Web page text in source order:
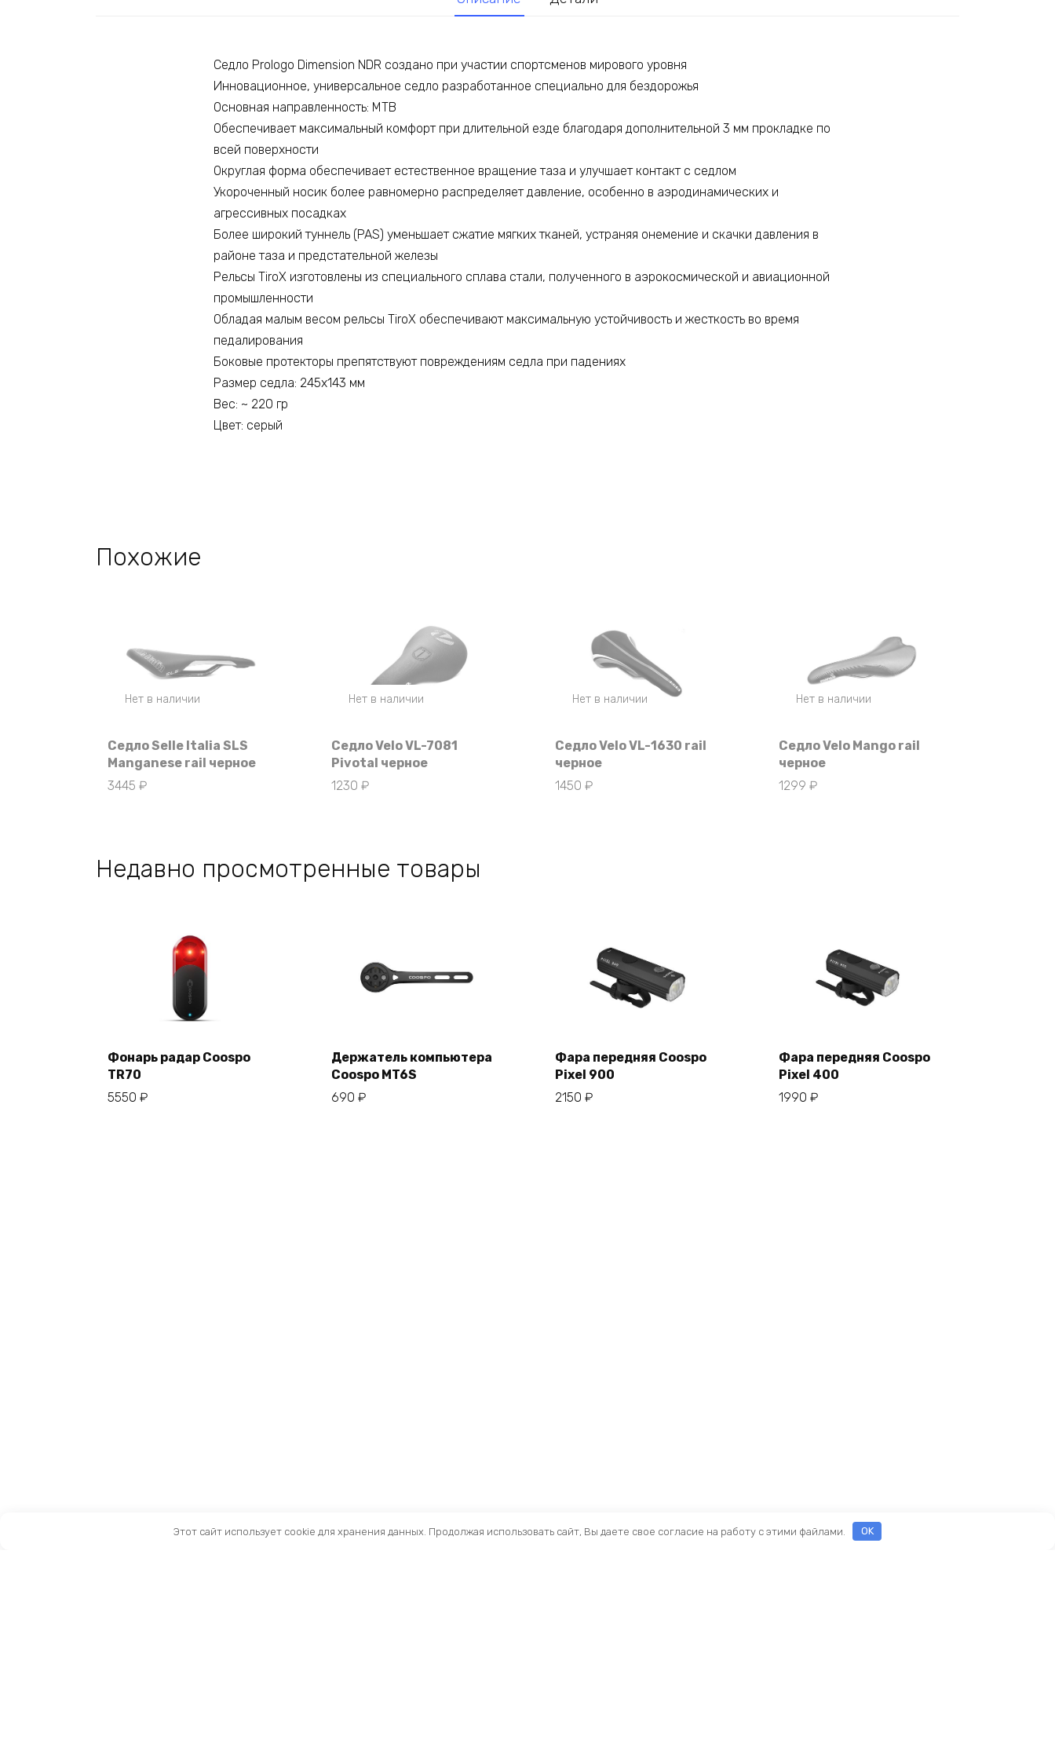
Седло Prologo Dimension NDR создано при участии спортсменов мирового уровня
Инновационное, универсальное седло разработанное специально для бездорожья
Основная направленность: MTB
Обеспечивает максимальный комфорт при длительной езде благодаря дополнительной 3 мм прокладке по
всей поверхности
Округлая форма обеспечивает естественное вращение таза и улучшает контакт с седлом
Укороченный носик более равномерно распределяет давление, особенно в аэродинамических и
агрессивных посадках
Более широкий туннель (PAS) уменьшает сжатие мягких тканей, устраняя онемение и скачки давления в
районе таза и предстательной железы
Рельсы TiroX изготовлены из специального сплава стали, полученного в аэрокосмической и авиационной
промышленности
Обладая малым весом рельсы TiroX обеспечивают максимальную устойчивость и жесткость во время
педалирования
Боковые протекторы препятствуют повреждениям седла при падениях
Размер седла: 245х143 мм
Вес: ~ 220 гр
Цвет: серый
Похожие
Нет в наличии
Седло Selle Italia SLS
Manganese rail черное
3445 ₽
Нет в наличии
Седло Velo VL-7081
Pivotal черное
1230 ₽
Нет в наличии
Седло Velo VL-1630 rail
черное
1450 ₽
Нет в наличии
Седло Velo Mango rail
черное
1299 ₽
Недавно просмотренные товары
Фонарь радар Coospo
TR70
5550 ₽
Держатель компьютера
Coospo MT6S
690 ₽
Фара передняя Coospo
Pixel 900
2150 ₽
Фара передняя Coospo
Pixel 400
1990 ₽
Этот сайт использует cookie для хранения данных. Продолжая использовать сайт, Вы даете свое согласие на работу с этими файлами. OK